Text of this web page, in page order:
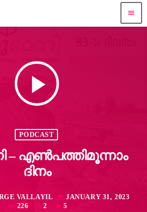
menu
play_arrow
PODCAST
– എൺപത്തിമൂന്നാം
ദിനം
VALLAYIL today JANUARY 31, 2023
226
2 5